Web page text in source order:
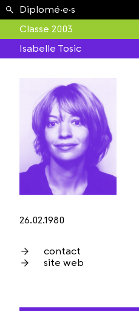
Étudiant.e.s ›
Diplomé·e·s
Classe 2003
Isabelle Tosic
26.02.1980
contact
site web